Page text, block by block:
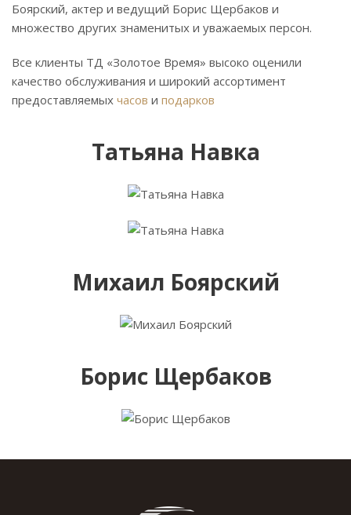
Боярский, актер и ведущий Борис Щербаков и
множество других знаменитых и уважаемых персон.
Все клиенты ТД «Золотое Время» высоко оценили
качество обслуживания и широкий ассортимент
предоставляемых часов и подарков
Татьяна Навка
Михаил Боярский
Борис Щербаков